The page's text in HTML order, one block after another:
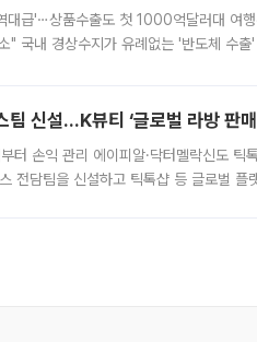
급'⋯상품수출도 첫 1000억달러대 여
국내 경상수지가 유례없는 '반도체 수
팀 신설…K뷰티 ‘글로벌 라방 판매
터 손익 관리 에이피알·닥터멜락신도 틱
전담팀을 신설하고 틱톡샵 등 글로벌 플